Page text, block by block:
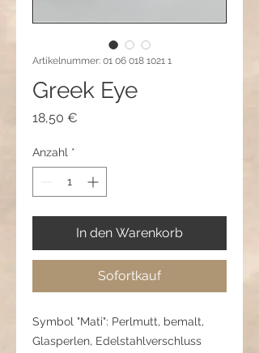
Artikelnummer: 01 06 018 1021 1
Greek Eye
18,50 €
Anzahl *
In den Warenkorb
Sofortkauf
Symbol "Mati": Perlmutt, bemalt,
Glasperlen, Edelstahlverschluss